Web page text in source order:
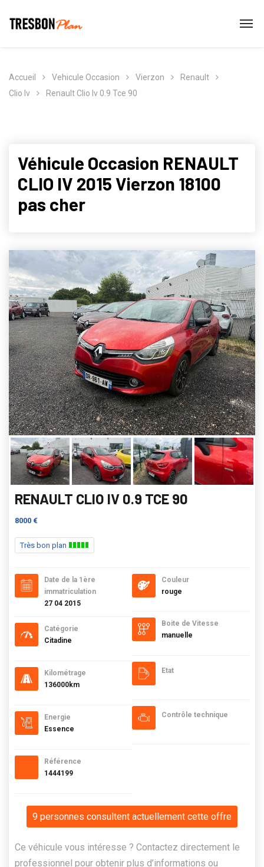
Accueil Vehicule Occasion Vierzon
Renault
Clio Iv
Renault Clio Iv 0.9 Tce 90
Véhicule Occasion RENAULT
CLIO IV 2015 Vierzon 18100
pas cher
RENAULT CLIO IV 0.9 TCE 90
8000 €
Très bon plan
Date de la 1ère
immatriculation
27 04 2015
Catégorie
Citadine
Kilométrage
136000km
Energie
Essence
Référence
1444199
Couleur
rouge
Boite de Vitesse
manuelle
Etat
Contrôle technique
9 personnes consultent actuellement cette offre
Ce véhicule vous intéresse ? Contactez directement le
professionnel pour obtenir plus d’informations ou